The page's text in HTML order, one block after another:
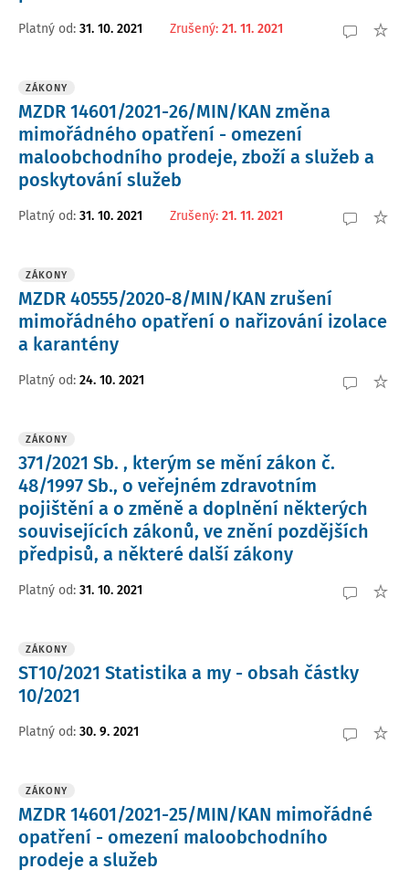
Platný od: 31. 10. 2021 Zrušený: 21. 11. 2021
ZÁKONY
MZDR 14601/2021-26/MIN/KAN změna
mimořádného opatření - omezení
maloobchodního prodeje, zboží a služeb a
poskytování služeb
Platný od: 31. 10. 2021 Zrušený: 21. 11. 2021
ZÁKONY
MZDR 40555/2020-8/MIN/KAN zrušení
mimořádného opatření o nařizování izolace
a karantény
Platný od: 24. 10. 2021
ZÁKONY
371/2021 Sb. , kterým se mění zákon č.
48/1997 Sb., o veřejném zdravotním
pojištění a o změně a doplnění některých
souvisejících zákonů, ve znění pozdějších
předpisů, a některé další zákony
Platný od: 31. 10. 2021
ZÁKONY
ST10/2021 Statistika a my - obsah částky
10/2021
Platný od: 30. 9. 2021
ZÁKONY
MZDR 14601/2021-25/MIN/KAN mimořádné
opatření - omezení maloobchodního
prodeje a služeb